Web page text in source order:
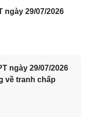
ngày 29/07/2026
ngày 29/07/2026
về tranh chấp